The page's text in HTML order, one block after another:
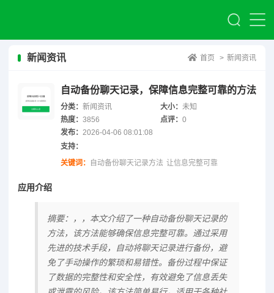
新闻资讯 首页 > 新闻资讯
自动备份聊天记录，保障信息完整可靠的方法
分类： 新闻资讯 大小：未知
热度： 3856 点评：0
发布： 2026-04-06 08:01:08
支持：
关键词：
自动备份聊天记录方法 让信息完整可靠
应用介绍
摘要：，，本文介绍了一种自动备份聊天记录的
方法，该方法能够确保信息完整可靠。通过采用
先进的技术手段，自动将聊天记录进行备份，避
免了手动操作的繁琐和易错性。备份过程中保证
了数据的完整性和安全性，有效避免了信息丢失